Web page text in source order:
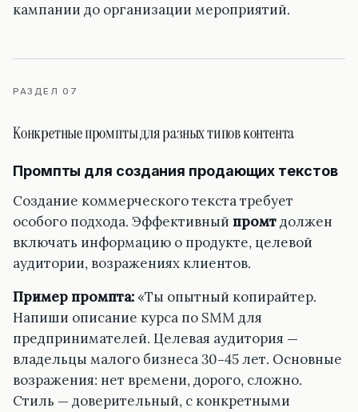
кампании до организации мероприятий.
РАЗДЕЛ 07
Конкретные промпты для разных типов контента
Промпты для создания продающих текстов
Создание коммерческого текста требует
особого подхода. Эффективный промтдолжен
включать информацию о продукте, целевой
аудитории, возражениях клиентов.
Пример промпта:«Ты опытный копирайтер.
Напиши описание курса по SMM для
предпринимателей. Целевая аудитория —
владельцы малого бизнеса 30–45 лет. Основные
возражения: нет времени, дорого, сложно.
Стиль — доверительный, с конкретными